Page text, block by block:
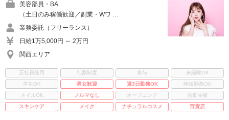
美容部員・BA
（土日のみ稼働歓迎／副業・Wワ …
業務委託（フリーランス）
日給1万5,000円 ～ 2万円
関西エリア
正社員登用 社割制度 賞与
未経験OK
学生OK
男女歓迎 週3日勤務OK
時短勤務OK
ネイルOK
ノルマなし オープニング
店長候補
スキンケア
メイク ナチュラルコスメ 百貨店